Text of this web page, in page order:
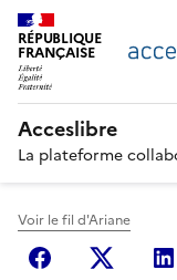
RÉPUBLIQUE
FRANÇAISE
Acceslibre
La plateforme
Voir le fil d'Ariane
FacebookX